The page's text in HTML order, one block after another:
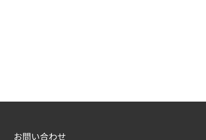
お問い合わせ